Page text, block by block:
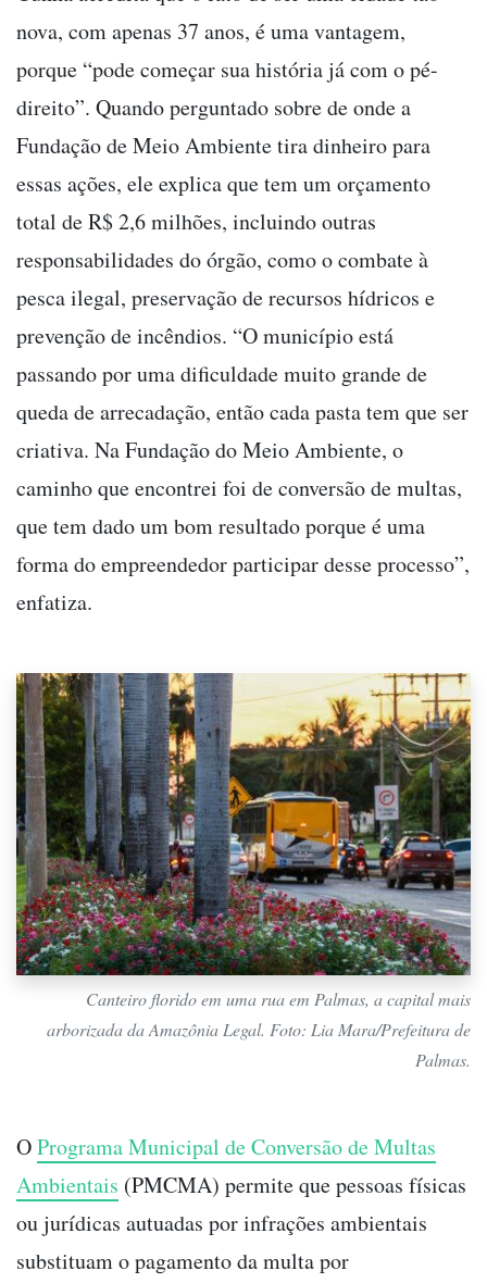
nova, com apenas 37 anos, é uma vantagem,
porque “pode começar sua história já com o pé-
direito”. Quando perguntado sobre de onde a
Fundação de Meio Ambiente tira dinheiro para
essas ações, ele explica que tem um orçamento
total de R$ 2,6 milhões, incluindo outras
responsabilidades do órgão, como o combate à
pesca ilegal, preservação de recursos hídricos e
prevenção de incêndios. “O município está
passando por uma dificuldade muito grande de
queda de arrecadação, então cada pasta tem que ser
criativa. Na Fundação do Meio Ambiente, o
caminho que encontrei foi de conversão de multas,
que tem dado um bom resultado porque é uma
forma do empreendedor participar desse processo”,
enfatiza.
Canteiro florido em uma rua em Palmas, a capital mais
arborizada da Amazônia Legal. Foto: Lia Mara/Prefeitura de
Palmas.
OPrograma Municipal de Conversão de Multas
Ambientais (PMCMA) permite que pessoas físicas
ou jurídicas autuadas por infrações ambientais
substituam o pagamento da multa por